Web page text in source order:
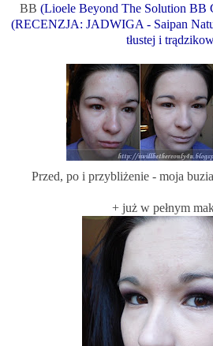
BB (Lioele Beyond The Solution BB
(RECENZJA: JADWIGA - Saipan
tłustej i
Przed, po i przybliżenie - moja
+ już w pełnym